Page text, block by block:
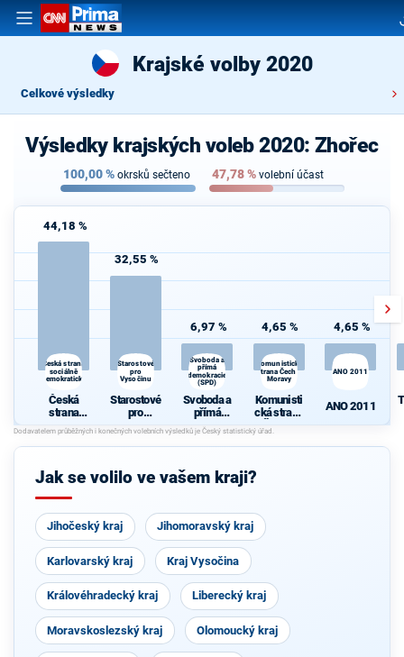
Krajské volby 2020
Celkové výsledky
Výsledky krajských voleb 2020: Zhořec
100,00% okrsků sečteno 47,78% volební účast
44,18 %
Česká strana
sociálně
demokratická
Česká
strana
sociálně
demokrati
cká
32,55 %
Starostové
pro
Vysočinu
Starostové
pro
Vysočinu
6,97 %
Svoboda a
přímá
demokracie
(SPD)
Svoboda a
přímá
demokraci
e (SPD)
4,65 %
Komunistická
strana Čech a
Moravy
Komunisti
cká strana
Čech a
Moravy
4,65 %
ANO 2011
ANO 2011
Jak se volilo ve vašem kraji?
Jihočeský kraj Jihomoravský kraj
Karlovarský kraj Kraj Vysočina
Královéhradecký kraj Liberecký kraj
Moravskoslezský kraj Olomoucký kraj